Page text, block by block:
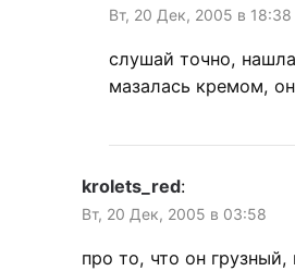
Вт, 20 Дек, 2005 в 18:38
слушай точно,
мазалась кремом,
krolets_red:
Вт, 20 Дек, 2005 в 03:58
про то, что он грузный,